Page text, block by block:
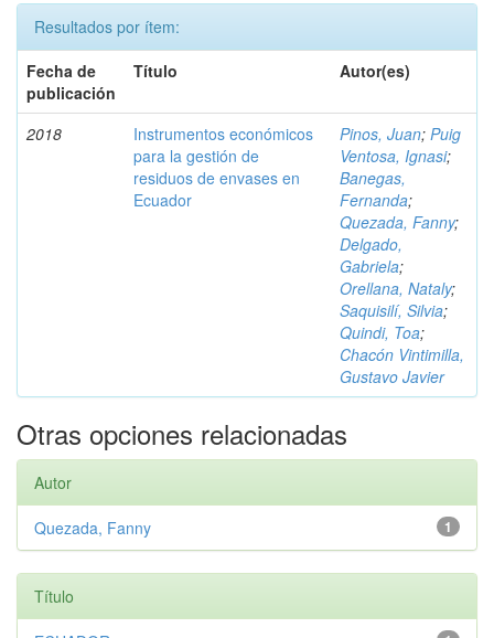
Resultados por ítem:
Fecha de
publicación
Título Autor(es)
2018
Instrumentos económicos
para la gestión de
residuos de envases en
Ecuador
Pinos, Juan; Puig
Ventosa, Ignasi;
Banegas,
Fernanda;
Quezada, Fanny;
Delgado,
Gabriela;
Orellana, Nataly;
Saquisilí, Silvia;
Quindi, Toa;
Chacón Vintimilla,
Gustavo Javier
Otras opciones relacionadas
Autor
1
Quezada, Fanny
Título